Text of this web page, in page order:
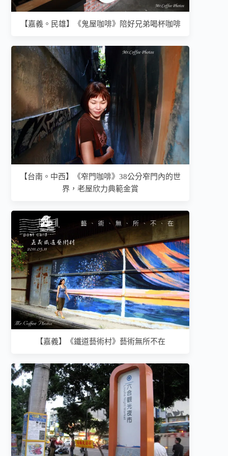
【嘉義。民雄】《鬼屋咖啡》陪好兄弟喝杯咖啡
【台南。中西】《窄門咖啡》38公分窄門內的世
界，老屋欣力典範金賞
【嘉義】《鐵道藝術村》藝術無所不在